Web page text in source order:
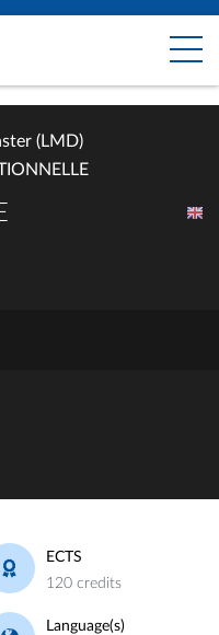
(LMD)
ECTS
120 credits
Language(s)